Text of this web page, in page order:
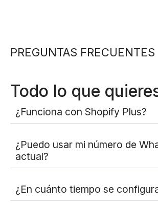
PREGUNTAS FRECUENTES
Todo lo que
¿Funciona con Shopify Plus?
¿Puedo usar mi número de
actual?
¿En cuánto tiempo se